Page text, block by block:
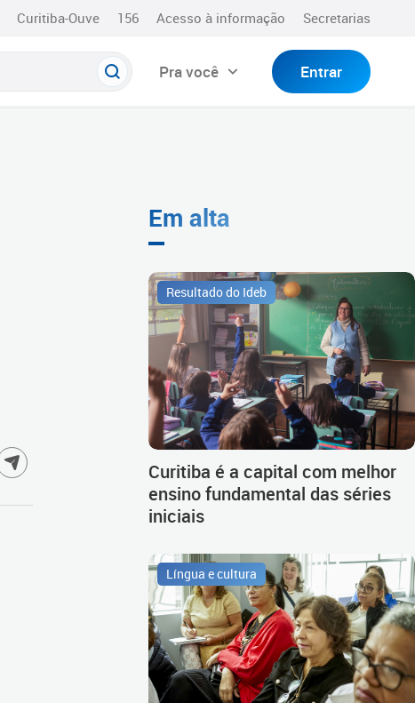
Curitiba-Ouve 156 Acesso à informação Secretarias
Pra você Entrar
Em alta
Resultado do Ideb
Curitiba é a capital com melhor
ensino fundamental das séries
iniciais
Língua e cultura